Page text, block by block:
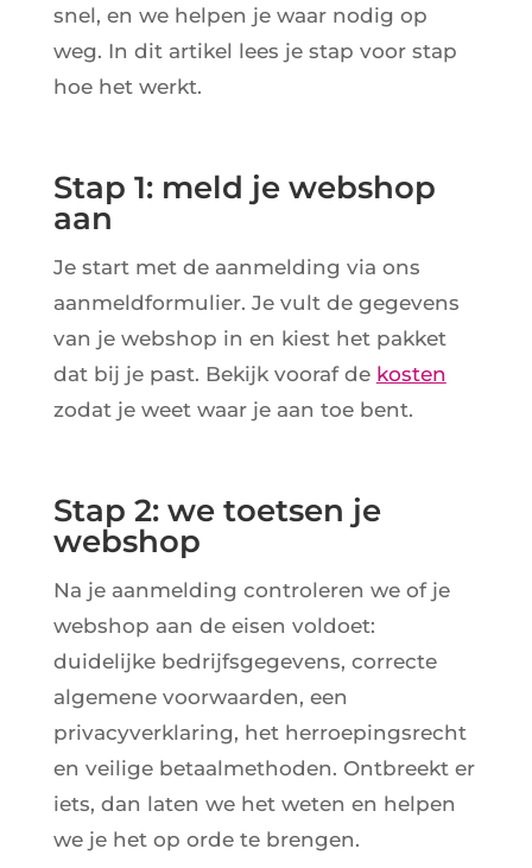
snel, en we helpen je waar nodig op
weg. In dit artikel lees je stap voor stap
hoe het werkt.
Stap 1: meld je webshop
aan
Je start met de aanmelding via ons
aanmeldformulier. Je vult de gegevens
van je webshop in en kiest het pakket
dat bij je past. Bekijk vooraf de kosten
zodat je weet waar je aan toe bent.
Stap 2: we toetsen je
webshop
Na je aanmelding controleren we of je
webshop aan de eisen voldoet:
duidelijke bedrijfsgegevens, correcte
algemene voorwaarden, een
privacyverklaring, het herroepingsrecht
en veilige betaalmethoden. Ontbreekt er
iets, dan laten we het weten en helpen
we je het op orde te brengen.